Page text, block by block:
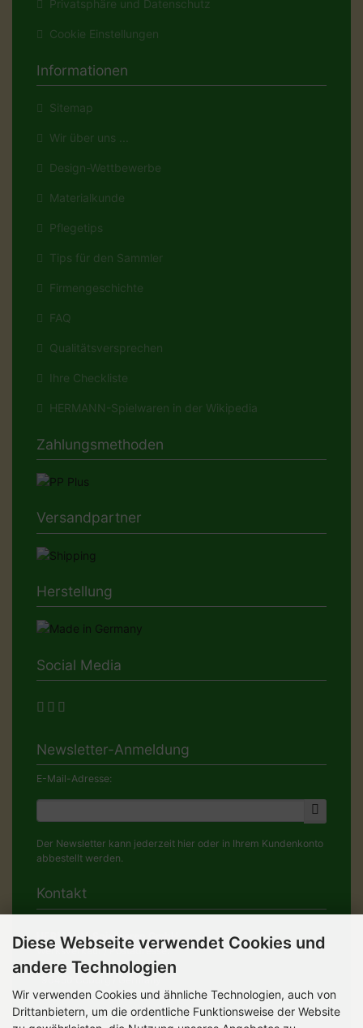
Privatsphäre und Datenschutz
Cookie Einstellungen
Informationen
Sitemap
Wir über uns ...
Design-Wettbewerbe
Materialkunde
Pflegetips
Tips für den Sammler
Firmengeschichte
FAQ
Qualitätsversprechen
Ihre Checkliste
HERMANN-Spielwaren in der Wikipedia
Zahlungsmethoden
Versandpartner
Herstellung
Social Media
Newsletter-Anmeldung
E-Mail-Adresse:
Der Newsletter kann jederzeit hier oder in Ihrem Kundenkonto
abbestellt werden.
Kontakt
HERMANN-Spielwaren GmbH
Werksverkauf / Postadresse:
Im Grund 9-11
96450 Coburg / Germany
Mo-Do 8.00 bis 16.30 Uhr
Bürozeiten:
Diese Webseite verwendet Cookies und
andere Technologien
Wir verwenden Cookies und ähnliche Technologien, auch von
Drittanbietern, um die ordentliche Funktionsweise der Website